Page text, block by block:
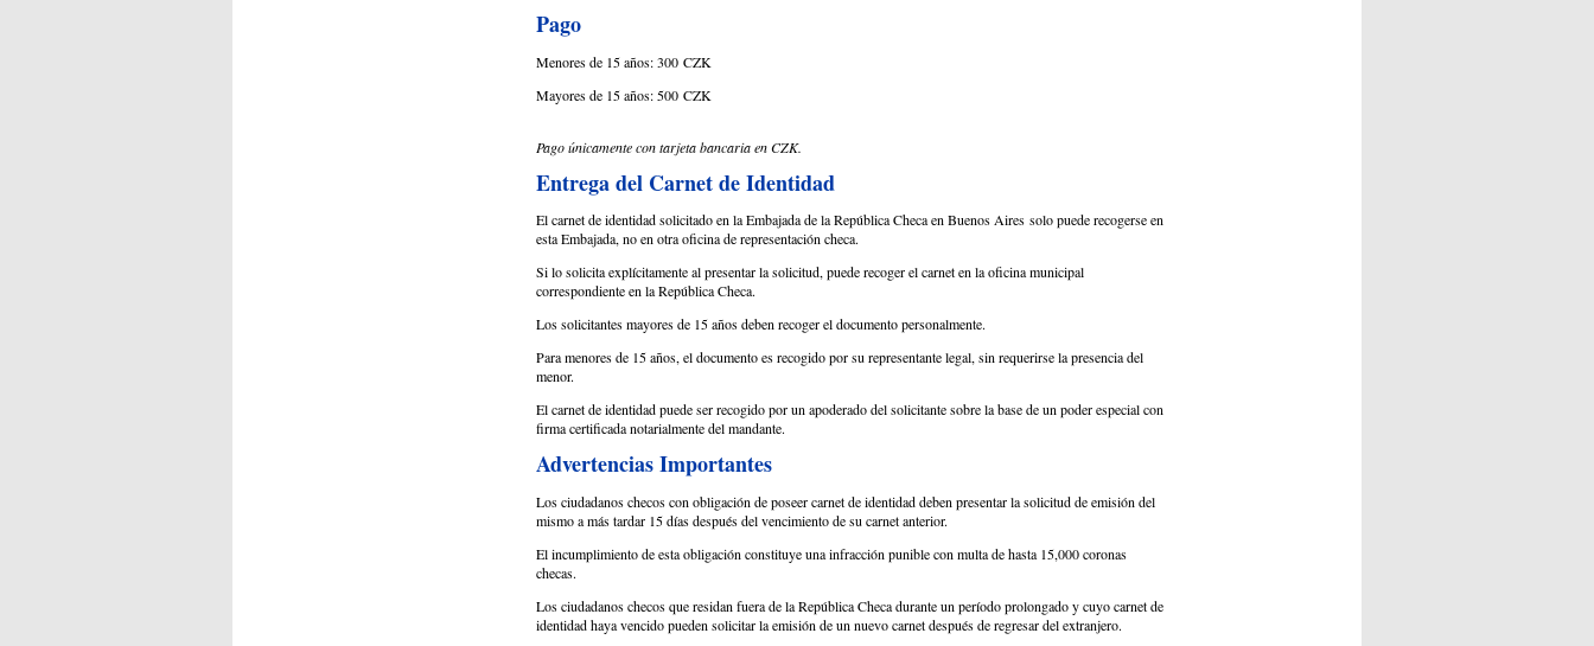
Pago
Menores de 15 años: 300 CZK
Mayores de 15 años: 500 CZK
Pago únicamente con tarjeta bancaria en CZK.
Entrega del Carnet de Identidad
El carnet de identidad solicitado en la Embajada de la República Checa en Buenos Aires solo puede recogerse en
esta Embajada, no en otra oficina de representación checa.
Si lo solicita explícitamente al presentar la solicitud, puede recoger el carnet en la oficina municipal
correspondiente en la República Checa.
Los solicitantes mayores de 15 años deben recoger el documento personalmente.
Para menores de 15 años, el documento es recogido por su representante legal, sin requerirse la presencia del
menor.
El carnet de identidad puede ser recogido por un apoderado del solicitante sobre la base de un poder especial con
firma certificada notarialmente del mandante.
Advertencias Importantes
Los ciudadanos checos con obligación de poseer carnet de identidad deben presentar la solicitud de emisión del
mismo a más tardar 15 días después del vencimiento de su carnet anterior.
El incumplimiento de esta obligación constituye una infracción punible con multa de hasta 15,000 coronas
checas.
Los ciudadanos checos que residan fuera de la República Checa durante un período prolongado y cuyo carnet de
identidad haya vencido pueden solicitar la emisión de un nuevo carnet después de regresar del extranjero.